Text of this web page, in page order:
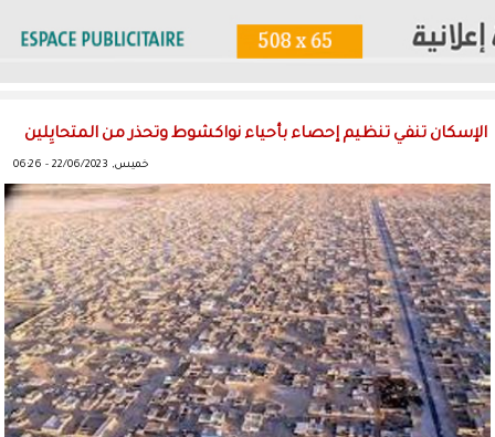
الإسكان تنفي تنظيم إحصاء بأحياء نواكشوط وتحذر من المتحايِلين
خميس, 22/06/2023 - 06:26